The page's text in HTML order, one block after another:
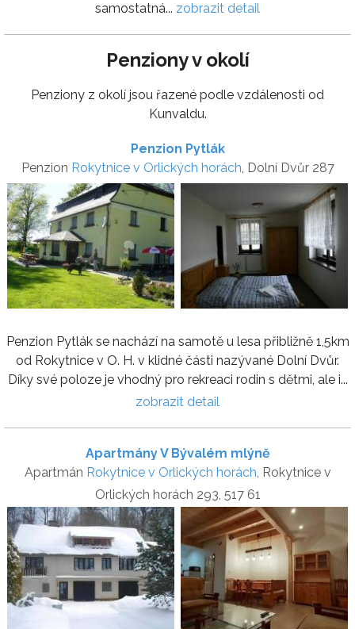
samostatná... zobrazit detail
Penziony v okolí
Penziony z okolí jsou řazené podle vzdálenosti od
Kunvaldu.
Penzion Pytlák
Penzion Rokytnice v Orlických horách, Dolní Dvůr 287
Penzion Pytlák se nachází na samotě u lesa přibližně 1,5km
od Rokytnice v O. H. v klidné části nazývané Dolní Dvůr.
Díky své poloze je vhodný pro rekreaci rodin s dětmi, ale i...
zobrazit detail
Apartmány V Bývalém mlýně
Apartmán Rokytnice v Orlických horách, Rokytnice v
Orlických horách 293, 517 61